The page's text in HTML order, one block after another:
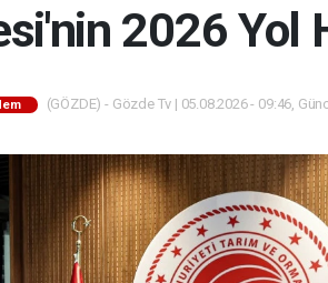
2026 Yol
(GÖZDE) - Gözde Tv | 05.08.2026 - 09:46,